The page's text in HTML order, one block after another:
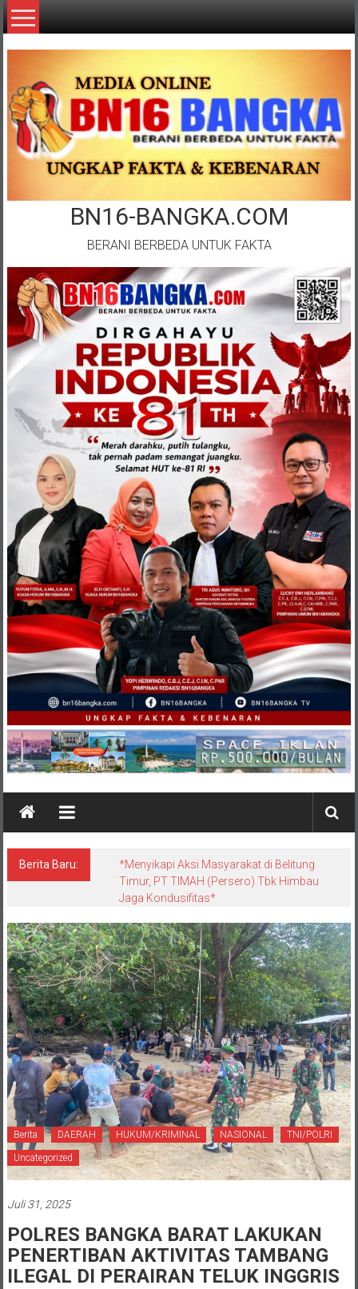
Lompat
ke
BN16-BANGKA.COM
BERANI BERBEDA UNTUK FAKTA
Berita Baru:
*Menyikapi Aksi Masyarakat di Belitung
Timur, PT TIMAH (Persero) Tbk Himbau
Jaga Kondusifitas*
Berita DAERAH HUKUM/KRIMINAL NASIONAL TNI/POLRI
Uncategorized
Juli 31, 2025
POLRES BANGKA BARAT LAKUKAN
PENERTIBAN AKTIVITAS TAMBANG
ILEGAL DI PERAIRAN TELUK INGGRIS